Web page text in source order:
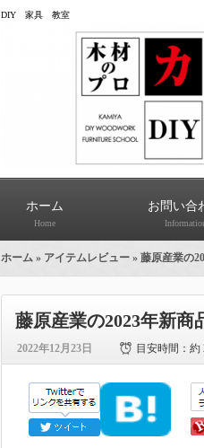
DIY 家具 教室
ホーム
Home
お問い合
ホーム » アイテムレビュー » 藤原産業の
藤原産業の2023年新商
2022年12月23日 目安時間：約